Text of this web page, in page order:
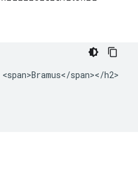
span></h2>